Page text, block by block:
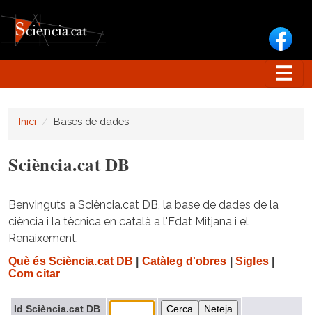
Inici Bases de dades
Sciència.cat DB
Benvinguts a Sciència.cat DB, la base de dades de la
ciència i la tècnica en català a l'Edat Mitjana i el
Renaixement.
Què és Sciència.cat DB Catàleg d'obres Sigles|
Com citar
Id Sciència.cat DB